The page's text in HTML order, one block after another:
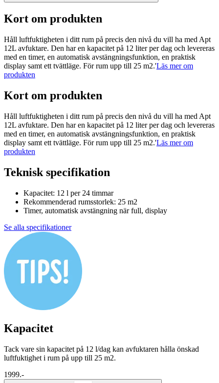
Kort om produkten
Håll luftfuktigheten i ditt rum på precis den nivå du vill ha med Apt
12L avfuktare. Den har en kapacitet på 12 liter per dag och levereras
med en timer, en automatisk avstängningsfunktion, en praktisk
display samt ett tvättläge. För rum upp till 25 m2.'Läs mer om
produkten
Kort om produkten
Håll luftfuktigheten i ditt rum på precis den nivå du vill ha med Apt
12L avfuktare. Den har en kapacitet på 12 liter per dag och levereras
med en timer, en automatisk avstängningsfunktion, en praktisk
display samt ett tvättläge. För rum upp till 25 m2.'Läs mer om
produkten
Teknisk specifikation
Kapacitet: 12 l per 24 timmar
Rekommenderad rumsstorlek: 25 m2
Timer, automatisk avstängning när full, display
Se alla specifikationer
Kapacitet
Tack vare sin kapacitet på 12 l/dag kan avfuktaren hålla önskad
luftfuktighet i rum på upp till 25 m2.
1999.-